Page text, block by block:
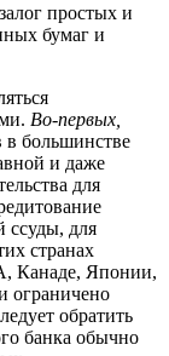
простых и
бумаг и
Во-первых,
в большинстве
и даже
для
ссуды, для
странах
Канаде, Японии,
ограничено
обратить
банка обычно